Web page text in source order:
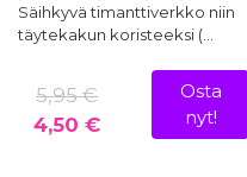
Säihkyvä timanttiverkko niin
täytekakun koristeeksi (…
5,95 €
4,50 €
Osta
nyt!